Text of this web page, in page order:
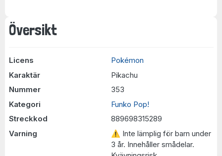
Översikt
Licens
Pokémon
Karaktär
Pikachu
Nummer
353
Kategori
Funko Pop!
Streckkod
889698315289
Varning
⚠ Inte lämplig för barn under
3 år. Innehåller smådelar.